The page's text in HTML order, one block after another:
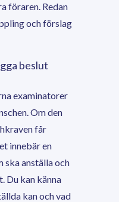
föraren. Redan
och förslag
beslut
examinatorer
Om den
får
innebär en
ska anställa och
Du kan känna
kan och vad